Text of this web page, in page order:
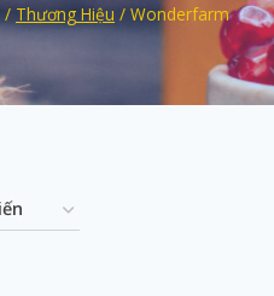
/ Thương Hiệu / Wonderfarm